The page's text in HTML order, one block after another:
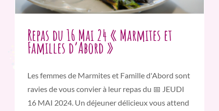
Repas du 16 Mai 24 « Marmites et
Familles d’Abord »
Les femmes de Marmites et Famille d'Abord sont
ravies de vous convier à leur repas du 📅 JEUDI
16 MAI 2024. Un déjeuner délicieux vous attend